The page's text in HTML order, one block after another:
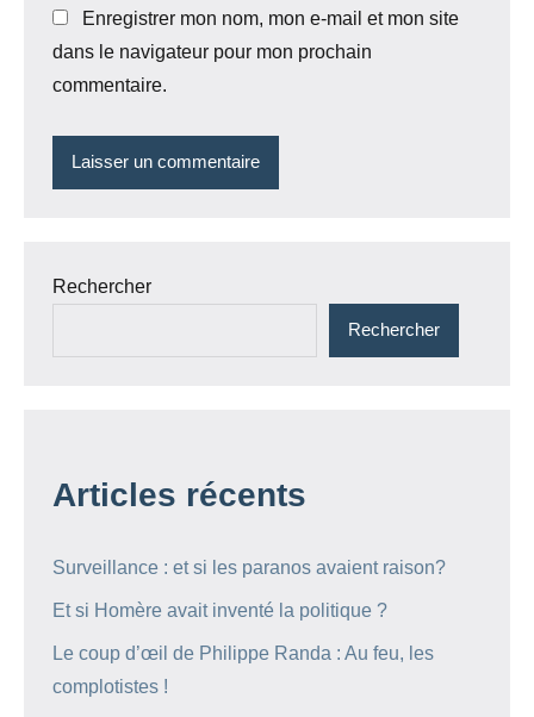
Enregistrer mon nom, mon e-mail et mon site
dans le navigateur pour mon prochain
commentaire.
Rechercher
Rechercher
Articles récents
Surveillance : et si les paranos avaient raison?
Et si Homère avait inventé la politique ?
Le coup d’œil de Philippe Randa : Au feu, les
complotistes !